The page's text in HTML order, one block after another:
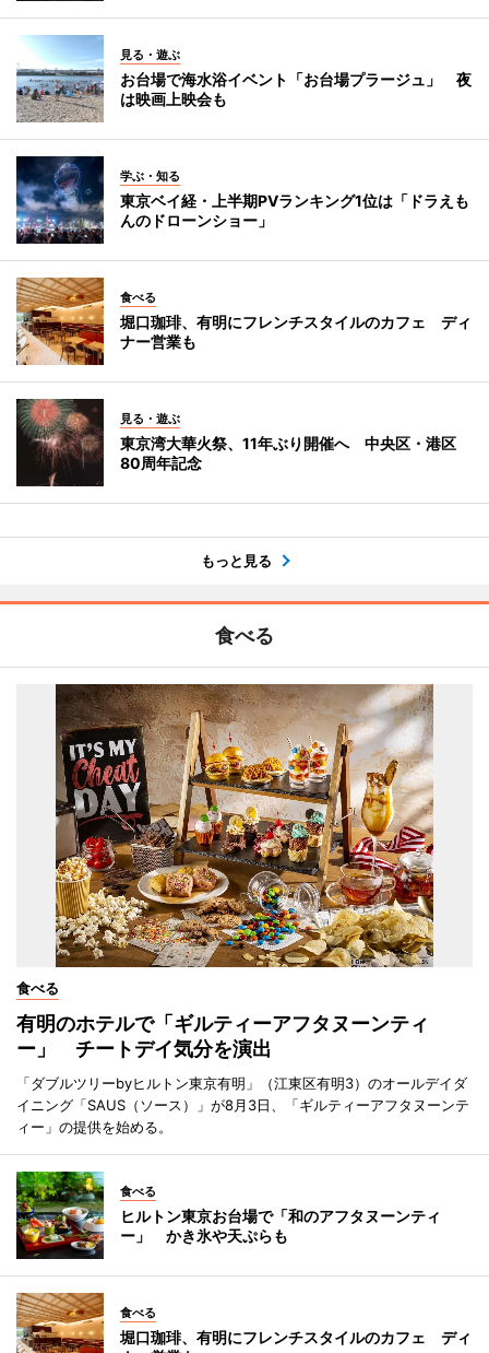
見る・遊ぶ
お台場で海水浴イベント「お台場プラージュ」 夜
は映画上映会も
学ぶ・知る
東京ベイ経・上半期PVランキング1位は「ドラえも
んのドローンショー」
食べる
堀口珈琲、有明にフレンチスタイルのカフェ ディ
ナー営業も
見る・遊ぶ
東京湾大華火祭、11年ぶり開催へ 中央区・港区
80周年記念
もっと見る
食べる
食べる
有明のホテルで「ギルティーアフタヌーンティ
ー」 チートデイ気分を演出
「ダブルツリーbyヒルトン東京有明」（江東区有明3）のオールデイダ
イニング「SAUS（ソース）」が8月3日、「ギルティーアフタヌーンテ
ィー」の提供を始める。
食べる
ヒルトン東京お台場で「和のアフタヌーンティ
ー」 かき氷や天ぷらも
食べる
堀口珈琲、有明にフレンチスタイルのカフェ ディ